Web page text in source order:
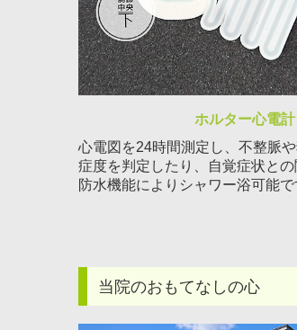
ホルター心電計
心電図を24時間測定し、不整脈
症度を判定したり、自覚症状との
防水機能によりシャワー浴可能で
当院のおもてなしの心